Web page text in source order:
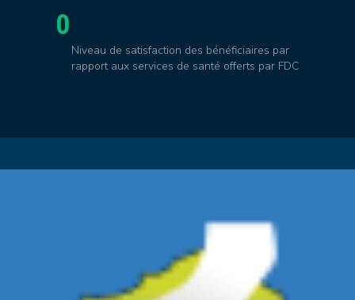
0
Niveau de satisfaction des bénéficiaires par
rapport aux services de santé offerts par FDC